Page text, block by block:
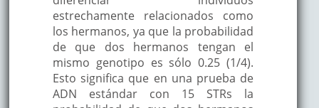
estrechamente relacionados como
los hermanos, ya que la probabilidad
de que dos hermanos tengan el
mismo genotipo es sólo 0.25 (1/4).
Esto significa que en una prueba de
ADN estándar con 15 STRs la